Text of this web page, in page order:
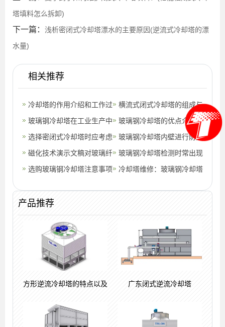
塔填料怎么拆卸)
下一篇： 浅析密闭式冷却塔漂水的主要原因(逆流式冷却塔的漂
水量)
相关推荐
冷却塔的作用介绍和工作过
程
横流式闭式冷却塔的组成与
结构(郑州闭式横流冷却塔
价格高不
玻璃钢冷却塔在工业生产中
的广泛应用
玻璃钢冷却塔的优点介绍
(玻璃钢冷却塔到泵房距离)
选择密闭式冷却塔时应考虑
哪些因素(800吨密闭式冷
却塔哪个
玻璃钢冷却塔内壁进行防腐
处理步骤(朔州防腐玻璃钢
冷却塔厂
磁化技术演示文稿对玻璃纤
维增强塑料冷却塔
玻璃钢冷却塔检测时常出现
问题有哪些?(玻璃钢冷却塔
选购玻璃钢冷却塔注意事项
厂)
冷却塔维修：玻璃钢冷却塔
产品推荐
方形逆流冷却塔的特点以及 广东闭式逆流冷却塔